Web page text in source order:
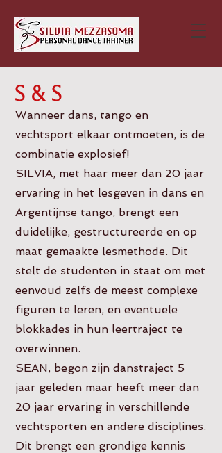
S & S
Wanneer dans, tango en
vechtsport elkaar ontmoeten, is de
combinatie explosief!
SILVIA, met haar meer dan 20 jaar
ervaring in het lesgeven in dans en
Argentijnse tango, brengt een
duidelijke, gestructureerde en op
maat gemaakte lesmethode. Dit
stelt de studenten in staat om met
eenvoud zelfs de meest complexe
figuren te leren, en eventuele
blokkades in hun leertraject te
overwinnen.
SEAN, begon zijn danstraject 5
jaar geleden maar heeft meer dan
20 jaar ervaring in verschillende
vechtsporten en andere disciplines.
Dit brengt een grondige kennis